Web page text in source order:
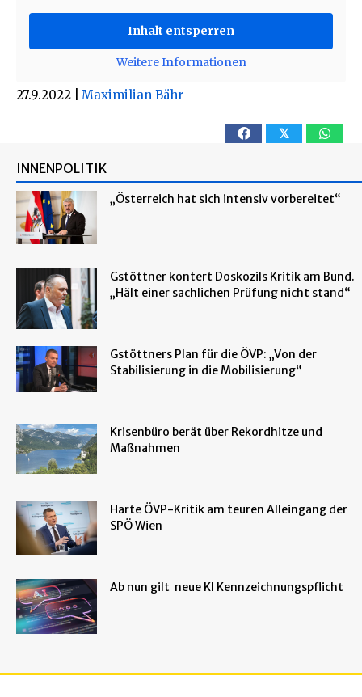
Inhalt entsperren
Weitere Informationen
27.9.2022 Maximilian Bähr
𝕏
INNENPOLITIK
„Österreich hat sich intensiv vorbereitet“
Gstöttner kontert Doskozils Kritik am Bund.
„Hält einer sachlichen Prüfung nicht stand“
Gstöttners Plan für die ÖVP: „Von der
Stabilisierung in die Mobilisierung“
Krisenbüro berät über Rekordhitze und
Maßnahmen
Harte ÖVP-Kritik am teuren Alleingang der
SPÖ Wien
Ab nun gilt neue KI Kennzeichnungspflicht